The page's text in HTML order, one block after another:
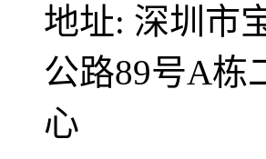
地址: 深圳市
公路89号A栋
心